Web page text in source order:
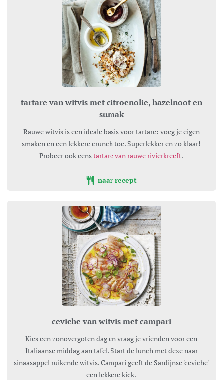
tartare van witvis met citroenolie, hazelnoot en
sumak
Rauwe witvis is een ideale basis voor tartare: voeg je eigen
smaken en een lekkere crunch toe. Superlekker en zo klaar!
Probeer ook eenstartare van rauwe rivierkreeft.
naar recept
ceviche van witvis met campari
Kies een zonovergoten dag en vraag je vrienden voor een
Italiaanse middag aan tafel. Start de lunch met deze naar
sinaasappel ruikende witvis. Campari geeft de Sardijnse 'ceviche'
een lekkere kick.